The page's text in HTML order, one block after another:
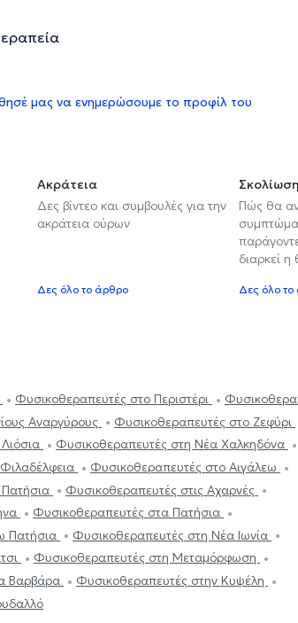
μας να ενημερώσουμε το προφίλ του
Ακράτεια
Δες βίντεο και συμβουλές για την
ακράτεια ούρων
Δες όλο το άρθρο
Σκολίωση
Πώς θα
διαρκεί η
Δες όλο
Φυσικοθεραπευτές στο Περιστέρι
Αναργύρους
Φυσικοθεραπευτές στο Ζεφύρι
Φυσικοθεραπευτές στη Νέα Χαλκηδόνα
Φυσικοθεραπευτές στο Αιγάλεω
Φυσικοθεραπευτές στις Αχαρνές
Φυσικοθεραπευτές στα Πατήσια
Πατήσια
Φυσικοθεραπευτές στη Νέα Ιωνία
Φυσικοθεραπευτές στη Μεταμόρφωση
Βαρβάρα
Φυσικοθεραπευτές στην Κυψέλη